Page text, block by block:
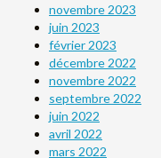
novembre 2023
juin 2023
février 2023
décembre 2022
novembre 2022
septembre 2022
juin 2022
avril 2022
mars 2022